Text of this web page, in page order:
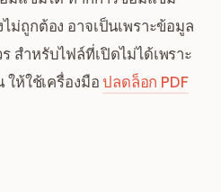
ม่ถูกต้อง อาจเป็นเพราะข้อมูล
สำหรับไฟล์ที่เปิดไม่ได้เพราะ
ให้ใช้เครื่องมือปลดล็อก PDF